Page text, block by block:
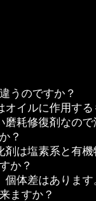
うのですか？
オイルに作用す
磨耗修復剤なの
？
剤は塩素系と有
か？
個体差はあります
ますか？